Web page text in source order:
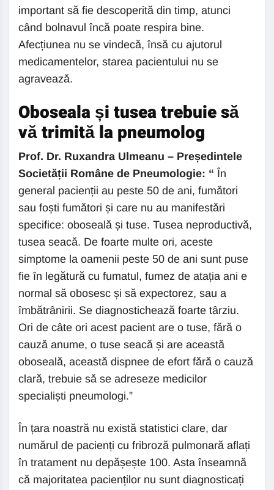
important să fie descoperită din timp, atunci
când bolnavul încă poate respira bine.
Afecțiunea nu se vindecă, însă cu ajutorul
medicamentelor, starea pacientului nu se
agravează.
Oboseala și tusea trebuie să
vă trimită la pneumolog
Prof. Dr. Ruxandra Ulmeanu – Președintele
Societății Române de Pneumologie: “ În
general pacienții au peste 50 de ani, fumători
sau foști fumători și care nu au manifestări
specifice: oboseală și tuse. Tusea neproductivă,
tusea seacă. De foarte multe ori, aceste
simptome la oamenii peste 50 de ani sunt puse
fie în legătură cu fumatul, fumez de atația ani e
normal să obosesc și să expectorez, sau a
îmbătrânirii. Se diagnostichează foarte târziu.
Ori de câte ori acest pacient are o tuse, fără o
cauză anume, o tuse seacă și are această
oboseală, această dispnee de efort fără o cauză
clară, trebuie să se adreseze medicilor
specialiști pneumologi.”
În țara noastră nu există statistici clare, dar
numărul de pacienți cu fribroză pulmonară aflați
în tratament nu depășește 100. Asta înseamnă
că majoritatea pacienților nu sunt diagnosticați